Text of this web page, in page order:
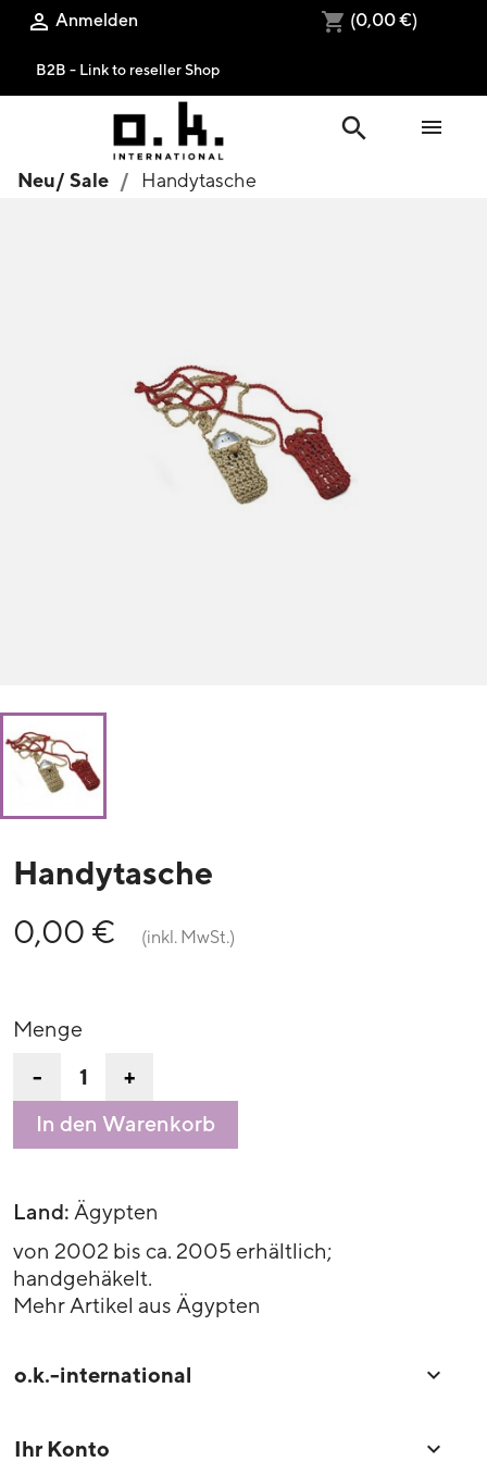
 Anmelden shopping_cart (0,00 €)
B2B - Link to reseller Shop
search 
Neu/ Sale Handytasche
Handytasche
0,00 €
(inkl. MwSt.)
Menge
- +
In den Warenkorb
Land: Ägypten
von 2002 bis ca. 2005 erhältlich;
handgehäkelt.
Mehr Artikel aus Ägypten
o.k.-international 
Ihr Konto 